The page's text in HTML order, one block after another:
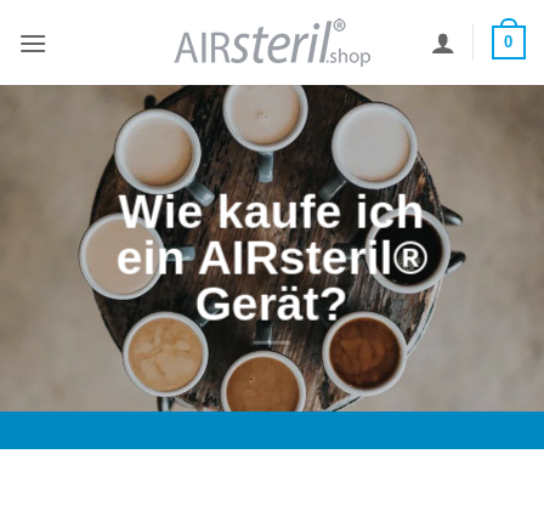
Inhalt
0
Wie kaufe ich
ein AIRsteril®
Gerät?